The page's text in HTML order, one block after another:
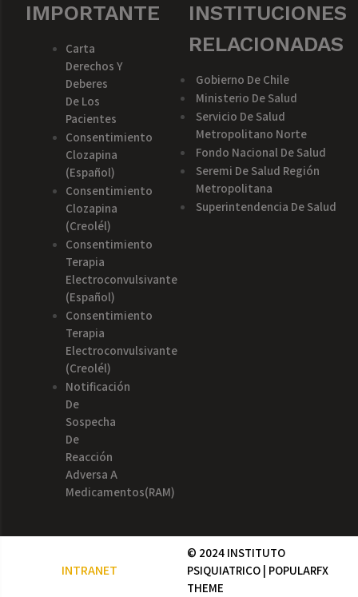
IMPORTANTE
Carta
Derechos Y
Deberes
De Los
Pacientes
Consentimiento
Clozapina
(español)
Consentimiento
Clozapina
(creolél)
Consentimiento
Terapia
Electroconvulsivante
(español)
Consentimiento
Terapia
Electroconvulsivante
(creolél)
Notificación
De
Sospecha
De
Reacción
Adversa A
Medicamentos(RAM)
INSTITUCIONES
RELACIONADAS
Gobierno De Chile
Ministerio De Salud
Servicio De Salud
Metropolitano Norte
Fondo Nacional De Salud
Seremi De Salud Región
Metropolitana
Superintendencia De Salud
INTRANET
© 2024 INSTITUTO
PSIQUIATRICO | POPULARFX
THEME